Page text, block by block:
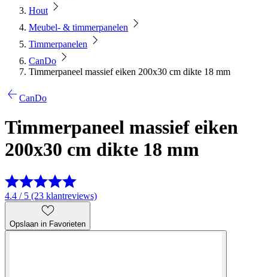
Hout
Meubel- & timmerpanelen
Timmerpanelen
CanDo
Timmerpaneel massief eiken 200x30 cm dikte 18 mm
CanDo
Timmerpaneel massief eiken
200x30 cm dikte 18 mm
4.4 / 5 (23 klantreviews)
Opslaan in Favorieten